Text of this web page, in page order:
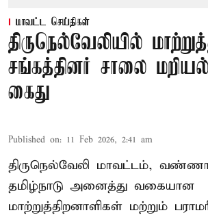
மாவட்ட செய்திகள்
திருநெல்வேலியில்
சங்கத்தினர் சாலை
கைது
Published on: 11 Feb 2026, 2:41 am
திருநெல்வேலி மாவட்டம்,
தமிழ்நாடு அனைத்து வகையான
மாற்றுத்திறனாளிகள் மற்றும்